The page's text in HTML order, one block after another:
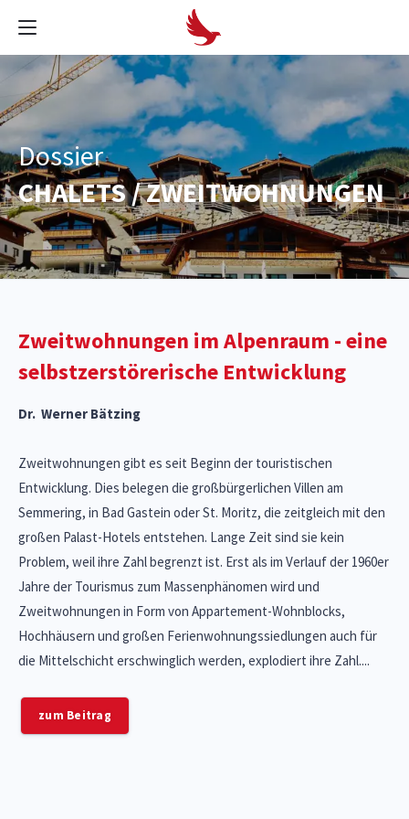
Dossier
CHALETS / ZWEITWOHNUNGEN
Zweitwohnungen im Alpenraum - eine
selbstzerstörerische Entwicklung
Dr. Werner Bätzing
Zweitwohnungen gibt es seit Beginn der touristischen
Entwicklung. Dies belegen die großbürgerlichen Villen am
Semmering, in Bad Gastein oder St. Moritz, die zeitgleich mit den
großen Palast-Hotels entstehen. Lange Zeit sind sie kein
Problem, weil ihre Zahl begrenzt ist. Erst als im Verlauf der 1960er
Jahre der Tourismus zum Massenphänomen wird und
Zweitwohnungen in Form von Appartement-Wohnblocks,
Hochhäusern und großen Ferienwohnungssiedlungen auch für
die Mittelschicht erschwinglich werden, explodiert ihre Zahl....
zum Beitrag
untenstehenden Buttons klicken
Bestätigen Abbrechen
Sie haben keinen Zugriff auf diesen Bereich. Mögliche Gründe
könnten sein:
Sie haben Ihr Benutzerkonto noch nicht aktiviert.
Ihre Sitzung ist abgelaufen und Sie müssen Ihren Browser neu
Sie haben keine Berechtigung auf diesen Bereich.
Kundensupport.
Seite neu laden
schon für längere Zeit geöffnet haben.
Einloggen